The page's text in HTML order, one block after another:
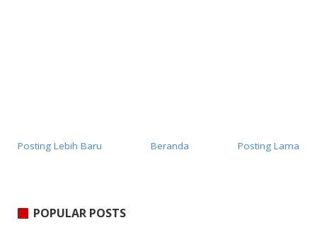
Posting Lebih Baru Posting Lama
Beranda
POPULAR POSTS